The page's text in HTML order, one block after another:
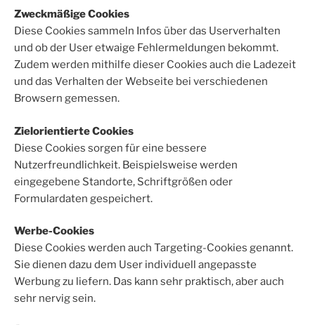
Zweckmäßige Cookies
Diese Cookies sammeln Infos über das Userverhalten
und ob der User etwaige Fehlermeldungen bekommt.
Zudem werden mithilfe dieser Cookies auch die Ladezeit
und das Verhalten der Webseite bei verschiedenen
Browsern gemessen.
Zielorientierte Cookies
Diese Cookies sorgen für eine bessere
Nutzerfreundlichkeit. Beispielsweise werden
eingegebene Standorte, Schriftgrößen oder
Formulardaten gespeichert.
Werbe-Cookies
Diese Cookies werden auch Targeting-Cookies genannt.
Sie dienen dazu dem User individuell angepasste
Werbung zu liefern. Das kann sehr praktisch, aber auch
sehr nervig sein.